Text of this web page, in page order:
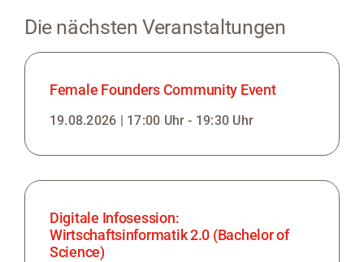
Die nächsten Veranstaltungen
Female Founders Community Event
19.08.2026 | 17:00 Uhr - 19:30 Uhr
Digitale Infosession:
Wirtschaftsinformatik 2.0 (Bachelor of
Science)